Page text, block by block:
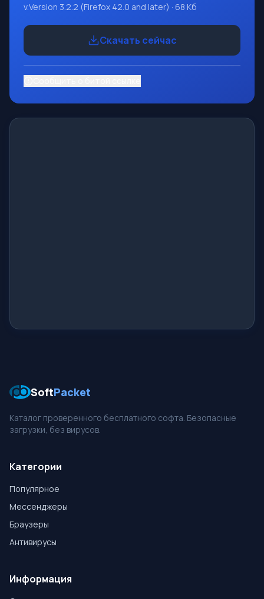
v.Version 3.2.2 (Firefox 42.0 and later) · 68 Кб
Скачать сейчас
SoftPacket
Каталог проверенного бесплатного софта. Безопасные
загрузки, без вирусов.
Категории
Популярное
Мессенджеры
Браузеры
Антивирусы
Информация